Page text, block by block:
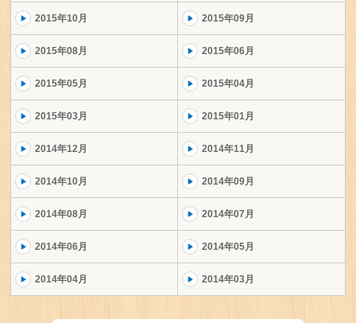
2015年10月 2015年09月
2015年08月 2015年06月
2015年05月 2015年04月
2015年03月 2015年01月
2014年12月 2014年11月
2014年10月 2014年09月
2014年08月 2014年07月
2014年06月 2014年05月
2014年04月 2014年03月